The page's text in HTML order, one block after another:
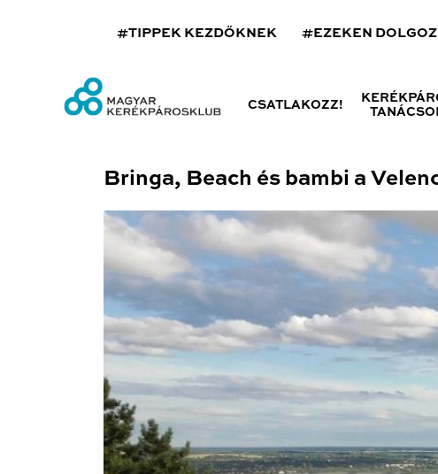
#TIPPEK KEZDŐKNEK #EZEKEN
CSATLAKOZZ!
Bringa, Beach és bambi a